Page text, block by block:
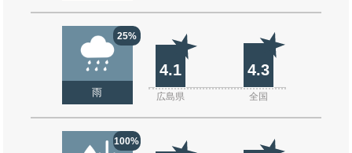
25%
雨
4.1 4.3
広島県 全国
100%